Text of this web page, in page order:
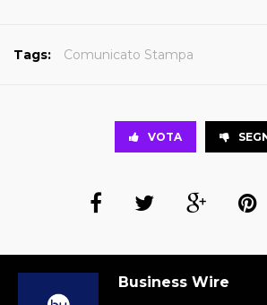
Tags: Comunicato Stampa
VOTA
Business Wire